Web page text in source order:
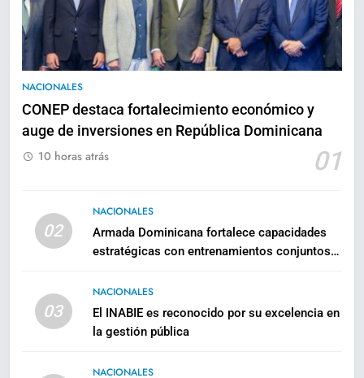
NACIONALES
CONEP destaca fortalecimiento económico y
auge de inversiones en República Dominicana
01
10 horas atrás
02
NACIONALES
Armada Dominicana fortalece capacidades
estratégicas con entrenamientos conjuntos
03
NACIONALES
El INABIE es reconocido por su excelencia en
la gestión pública
NACIONALES